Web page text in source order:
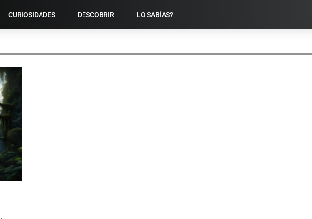
CURIOSIDADES DESCOBRIR LO SABÍAS?